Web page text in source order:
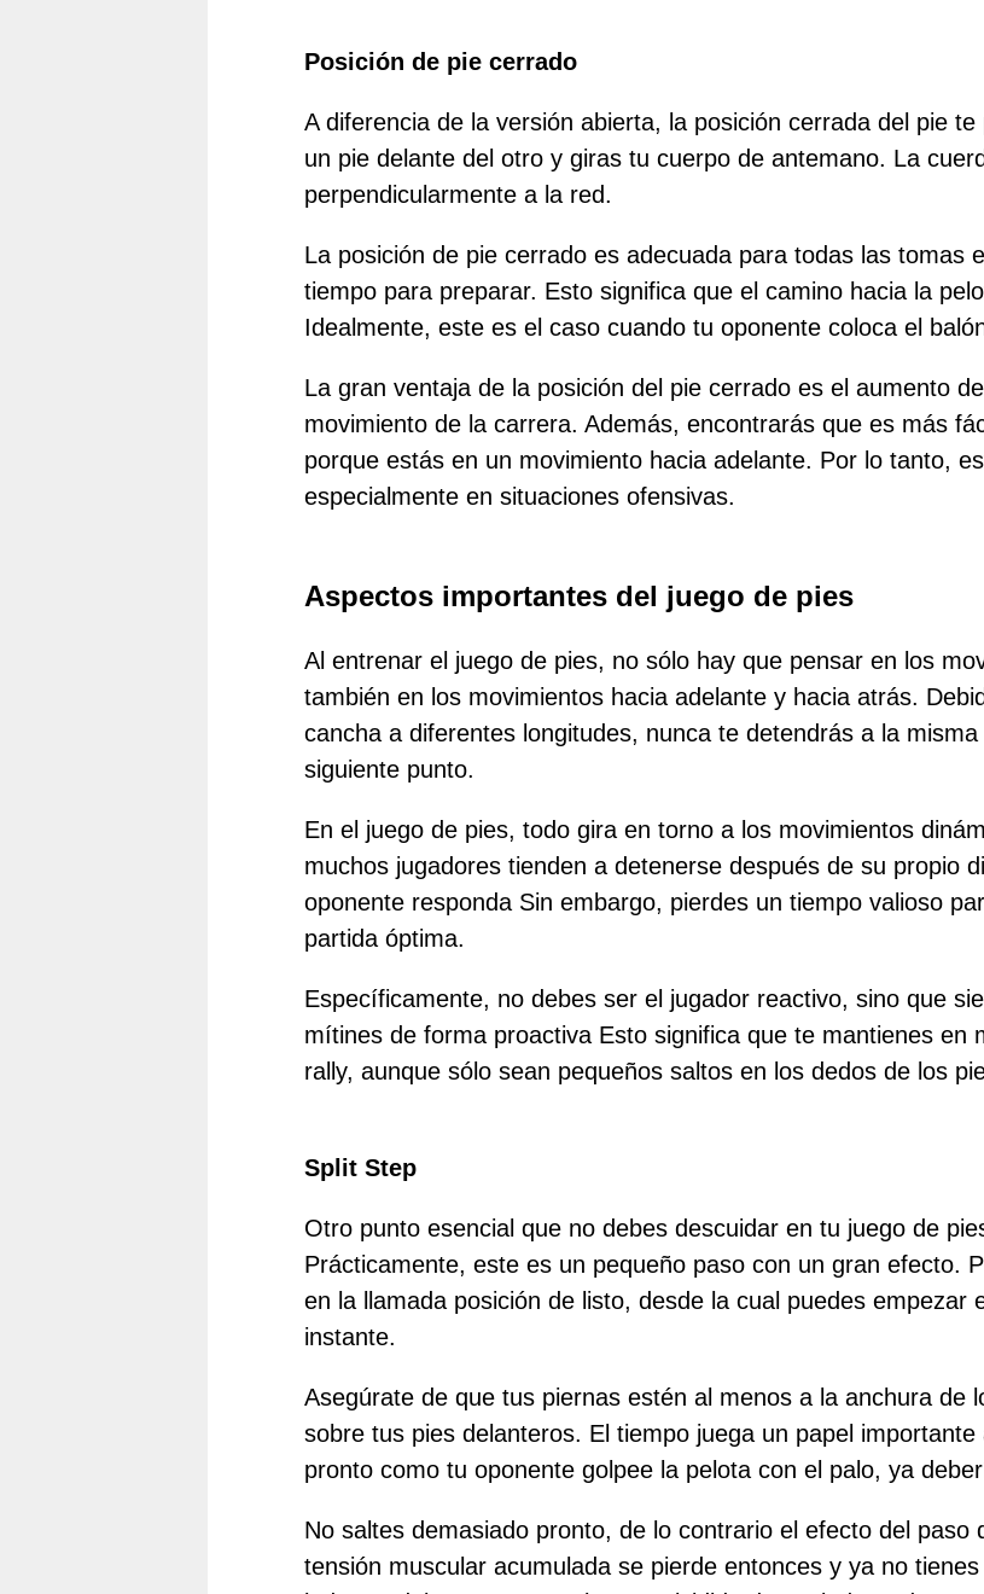
Posición de pie cerrado
A diferencia de la versión abierta, la posición cerrada del pie
un pie delante del otro y giras tu cuerpo de antemano. La
perpendicularmente a la red.
La posición de pie cerrado es adecuada para todas las tomas
tiempo para preparar. Esto significa que el camino hacia la
Idealmente, este es el caso cuando tu oponente coloca el
La gran ventaja de la posición del pie cerrado es el aumento
movimiento de la carrera. Además, encontrarás que es más
porque estás en un movimiento hacia adelante. Por lo tanto,
especialmente en situaciones ofensivas.
Aspectos importantes del juego de pies
Al entrenar el juego de pies, no sólo hay que pensar en los
también en los movimientos hacia adelante y hacia atrás.
cancha a diferentes longitudes, nunca te detendrás a la
siguiente punto.
En el juego de pies, todo gira en torno a los movimientos
muchos jugadores tienden a detenerse después de su propio
oponente responda Sin embargo, pierdes un tiempo valioso
partida óptima.
Específicamente, no debes ser el jugador reactivo, sino que
mítines de forma proactiva Esto significa que te mantienes en
rally, aunque sólo sean pequeños saltos en los dedos de los
Split Step
Otro punto esencial que no debes descuidar en tu juego de
Prácticamente, este es un pequeño paso con un gran efecto.
en la llamada posición de listo, desde la cual puedes empezar
instante.
Asegúrate de que tus piernas estén al menos a la anchura de
sobre tus pies delanteros. El tiempo juega un papel
pronto como tu oponente golpee la pelota con el palo, ya
No saltes demasiado pronto, de lo contrario el efecto del paso
tensión muscular acumulada se pierde entonces y ya no